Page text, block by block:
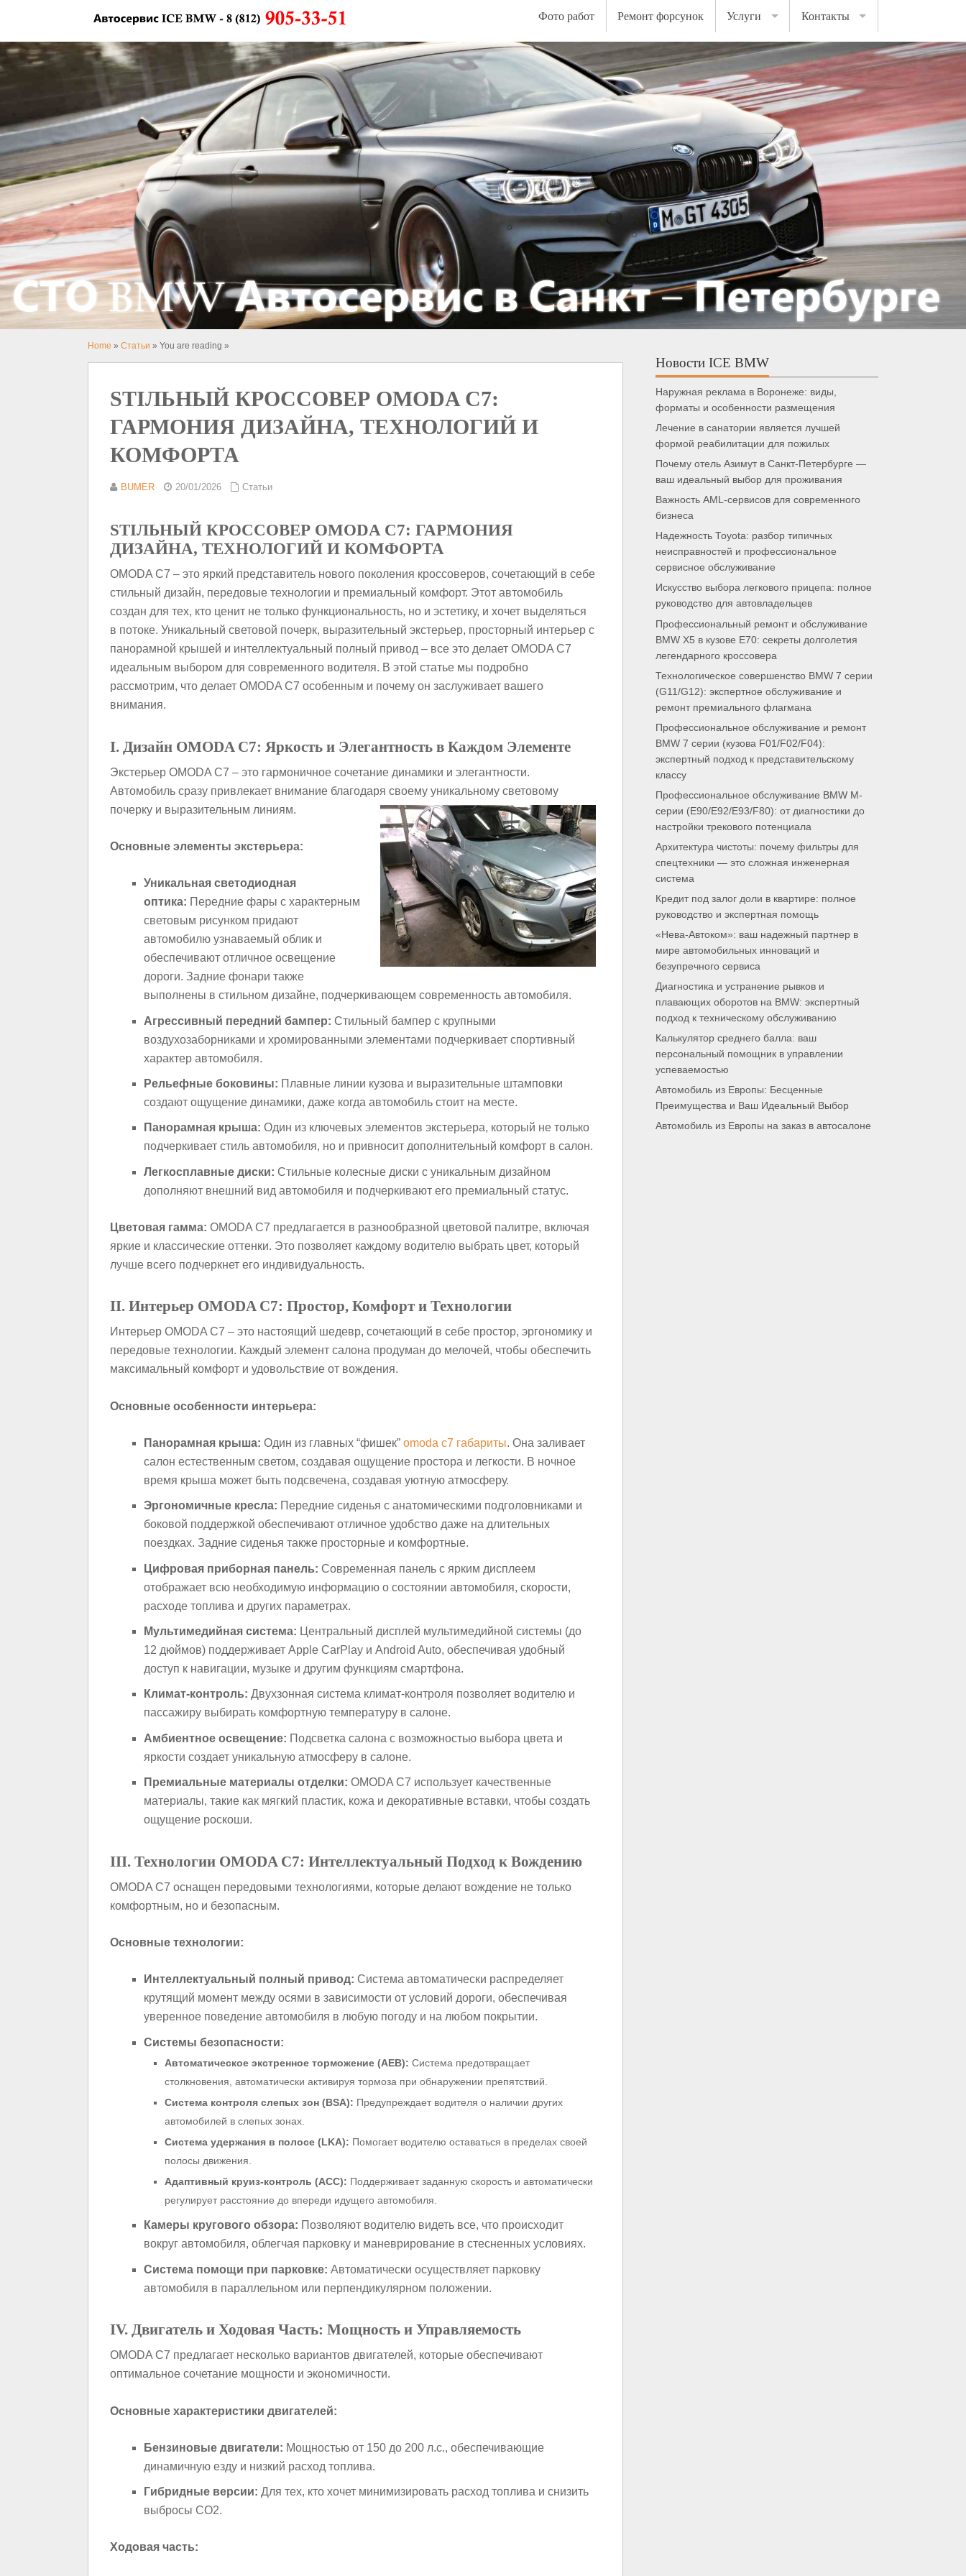
Фото работ Ремонт форсунок Услуги Контакты
Home » Статьи » You are reading »
STIЛЬНЫЙ КРОССОВЕР OMODA C7:
ГАРМОНИЯ ДИЗАЙНА, ТЕХНОЛОГИЙ И
КОМФОРТА
BUMER 20/01/2026 Статьи
STIЛЬНЫЙ КРОССОВЕР OMODA C7: ГАРМОНИЯ
ДИЗАЙНА, ТЕХНОЛОГИЙ И КОМФОРТА
OMODA C7 – это яркий представитель нового поколения кроссоверов, сочетающий в себе
стильный дизайн, передовые технологии и премиальный комфорт. Этот автомобиль
создан для тех, кто ценит не только функциональность, но и эстетику, и хочет выделяться
в потоке. Уникальный световой почерк, выразительный экстерьер, просторный интерьер с
панорамной крышей и интеллектуальный полный привод – все это делает OMODA C7
идеальным выбором для современного водителя. В этой статье мы подробно
рассмотрим, что делает OMODA C7 особенным и почему он заслуживает вашего
внимания.
I. Дизайн OMODA C7: Яркость и Элегантность в Каждом Элементе
Экстерьер OMODA C7 – это гармоничное сочетание динамики и элегантности.
Автомобиль сразу привлекает внимание благодаря своему уникальному световому
почерку и выразительным линиям.
Основные элементы экстерьера:
Уникальная светодиодная
оптика: Передние фары с характерным
световым рисунком придают
автомобилю узнаваемый облик и
обеспечивают отличное освещение
дороги. Задние фонари также
выполнены в стильном дизайне, подчеркивающем современность автомобиля.
Агрессивный передний бампер: Стильный бампер с крупными
воздухозаборниками и хромированными элементами подчеркивает спортивный
характер автомобиля.
Рельефные боковины: Плавные линии кузова и выразительные штамповки
создают ощущение динамики, даже когда автомобиль стоит на месте.
Панорамная крыша: Один из ключевых элементов экстерьера, который не только
подчеркивает стиль автомобиля, но и привносит дополнительный комфорт в салон.
Легкосплавные диски: Стильные колесные диски с уникальным дизайном
дополняют внешний вид автомобиля и подчеркивают его премиальный статус.
Цветовая гамма: OMODA C7 предлагается в разнообразной цветовой палитре, включая
яркие и классические оттенки. Это позволяет каждому водителю выбрать цвет, который
лучше всего подчеркнет его индивидуальность.
II. Интерьер OMODA C7: Простор, Комфорт и Технологии
Интерьер OMODA C7 – это настоящий шедевр, сочетающий в себе простор, эргономику и
передовые технологии. Каждый элемент салона продуман до мелочей, чтобы обеспечить
максимальный комфорт и удовольствие от вождения.
Основные особенности интерьера:
Панорамная крыша: Один из главных “фишек” omoda c7 габариты. Она заливает
салон естественным светом, создавая ощущение простора и легкости. В ночное
время крыша может быть подсвечена, создавая уютную атмосферу.
Эргономичные кресла: Передние сиденья с анатомическими подголовниками и
боковой поддержкой обеспечивают отличное удобство даже на длительных
поездках. Задние сиденья также просторные и комфортные.
Цифровая приборная панель: Современная панель с ярким дисплеем
отображает всю необходимую информацию о состоянии автомобиля, скорости,
расходе топлива и других параметрах.
Мультимедийная система: Центральный дисплей мультимедийной системы (до
12 дюймов) поддерживает Apple CarPlay и Android Auto, обеспечивая удобный
доступ к навигации, музыке и другим функциям смартфона.
Климат-контроль: Двухзонная система климат-контроля позволяет водителю и
пассажиру выбирать комфортную температуру в салоне.
Амбиентное освещение: Подсветка салона с возможностью выбора цвета и
яркости создает уникальную атмосферу в салоне.
Премиальные материалы отделки: ОMODA C7 использует качественные
материалы, такие как мягкий пластик, кожа и декоративные вставки, чтобы создать
ощущение роскоши.
III. Технологии OMODA C7: Интеллектуальный Подход к Вождению
OMODA C7 оснащен передовыми технологиями, которые делают вождение не только
комфортным, но и безопасным.
Основные технологии:
Интеллектуальный полный привод: Система автоматически распределяет
крутящий момент между осями в зависимости от условий дороги, обеспечивая
уверенное поведение автомобиля в любую погоду и на любом покрытии.
Системы безопасности:
Автоматическое экстренное торможение (AEB): Система предотвращает
столкновения, автоматически активируя тормоза при обнаружении препятствий.
Система контроля слепых зон (BSA): Предупреждает водителя о наличии других
автомобилей в слепых зонах.
Система удержания в полосе (LKA): Помогает водителю оставаться в пределах своей
полосы движения.
Адаптивный круиз-контроль (ACC): Поддерживает заданную скорость и автоматически
регулирует расстояние до впереди идущего автомобиля.
Камеры кругового обзора: Позволяют водителю видеть все, что происходит
вокруг автомобиля, облегчая парковку и маневрирование в стесненных условиях.
Система помощи при парковке: Автоматически осуществляет парковку
автомобиля в параллельном или перпендикулярном положении.
IV. Двигатель и Ходовая Часть: Мощность и Управляемость
OMODA C7 предлагает несколько вариантов двигателей, которые обеспечивают
оптимальное сочетание мощности и экономичности.
Основные характеристики двигателей:
Бензиновые двигатели: Мощностью от 150 до 200 л.с., обеспечивающие
динамичную езду и низкий расход топлива.
Гибридные версии: Для тех, кто хочет минимизировать расход топлива и снизить
выбросы CO2.
Ходовая часть:
Новости ICE BMW
Наружная реклама в Воронеже: виды,
форматы и особенности размещения
Лечение в санатории является лучшей
формой реабилитации для пожилых
Почему отель Азимут в Санкт-Петербурге —
ваш идеальный выбор для проживания
Важность AML-сервисов для современного
бизнеса
Надежность Toyota: разбор типичных
неисправностей и профессиональное
сервисное обслуживание
Искусство выбора легкового прицепа: полное
руководство для автовладельцев
Профессиональный ремонт и обслуживание
BMW X5 в кузове E70: секреты долголетия
легендарного кроссовера
Технологическое совершенство BMW 7 серии
(G11/G12): экспертное обслуживание и
ремонт премиального флагмана
Профессиональное обслуживание и ремонт
BMW 7 серии (кузова F01/F02/F04):
экспертный подход к представительскому
классу
Профессиональное обслуживание BMW M-
серии (E90/E92/E93/F80): от диагностики до
настройки трекового потенциала
Архитектура чистоты: почему фильтры для
спецтехники — это сложная инженерная
система
Кредит под залог доли в квартире: полное
руководство и экспертная помощь
«Нева-Автоком»: ваш надежный партнер в
мире автомобильных инноваций и
безупречного сервиса
Диагностика и устранение рывков и
плавающих оборотов на BMW: экспертный
подход к техническому обслуживанию
Калькулятор среднего балла: ваш
персональный помощник в управлении
успеваемостью
Автомобиль из Европы: Бесценные
Преимущества и Ваш Идеальный Выбор
Автомобиль из Европы на заказ в автосалоне